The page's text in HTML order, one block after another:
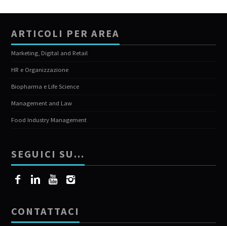
ARTICOLI PER AREA
Marketing, Digital and Retail
HR e Organizzazione
Biopharma e Life Science
Management and Law
Food Industry Management
SEGUICI SU…
CONTATTACI